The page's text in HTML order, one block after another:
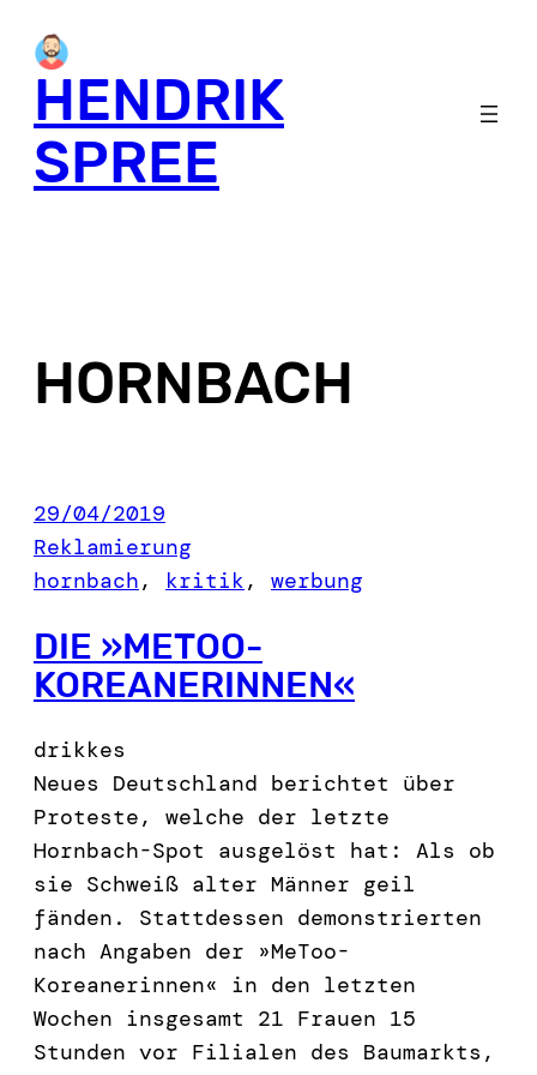
content
HENDRIK
SPREE
HORNBACH
29/04/2019
Reklamierung
hornbach, kritik, werbung
DIE »METOO-
KOREANERINNEN«
drikkes
Neues Deutschland berichtet über
Proteste, welche der letzte
Hornbach-Spot ausgelöst hat: Als ob
sie Schweiß alter Männer geil
fänden. Stattdessen demonstrierten
nach Angaben der »MeToo-
Koreanerinnen« in den letzten
Wochen insgesamt 21 Frauen 15
Stunden vor Filialen des Baumarkts,